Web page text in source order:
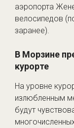
аэропорта
велосипедов
заранее).
В Морзине
курорте
На уровне
излюбленным
будут